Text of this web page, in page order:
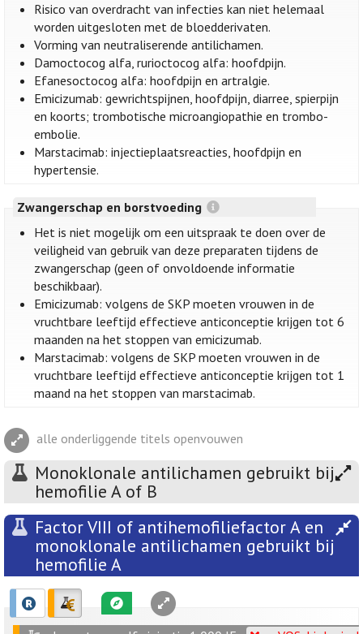
Risico van overdracht van infecties kan niet helemaal
worden uitgesloten met de bloedderivaten.
Vorming van neutraliserende antilichamen.
Damoctocog alfa, rurioctocog alfa: hoofdpijn.
Efanesoctocog alfa: hoofdpijn en artralgie.
Emicizumab: gewrichtspijnen, hoofdpijn, diarree, spierpijn
en koorts; trombotische microangiopathie en trombo-
embolie.
Marstacimab: injectieplaatsreacties, hoofdpijn en
hypertensie.
Zwangerschap en borstvoeding
Het is niet mogelijk om een uitspraak te doen over de
veiligheid van gebruik van deze preparaten tijdens de
zwangerschap (geen of onvoldoende informatie
beschikbaar).
Emicizumab: volgens de SKP moeten vrouwen in de
vruchtbare leeftijd effectieve anticonceptie krijgen tot 6
maanden na het stoppen van emicizumab.
Marstacimab: volgens de SKP moeten vrouwen in de
vruchtbare leeftijd effectieve anticonceptie krijgen tot 1
maand na het stoppen van marstacimab.
alle onderliggende titels openvouwen
Monoklonale antilichamen gebruikt bij
hemofilie A of B
Factor VIII of antihemofiliefactor A en
monoklonale antilichamen gebruikt bij
hemofilie A